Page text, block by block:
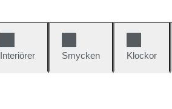
Interiörer Smycken Klockor